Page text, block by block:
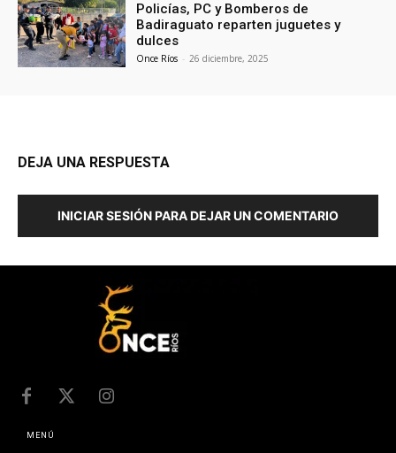
Policías, PC y Bomberos de
Badiraguato reparten juguetes y
dulces
Once Ríos - 26 diciembre, 2025
DEJA UNA RESPUESTA
INICIAR SESIÓN PARA DEJAR UN COMENTARIO
MENÚ